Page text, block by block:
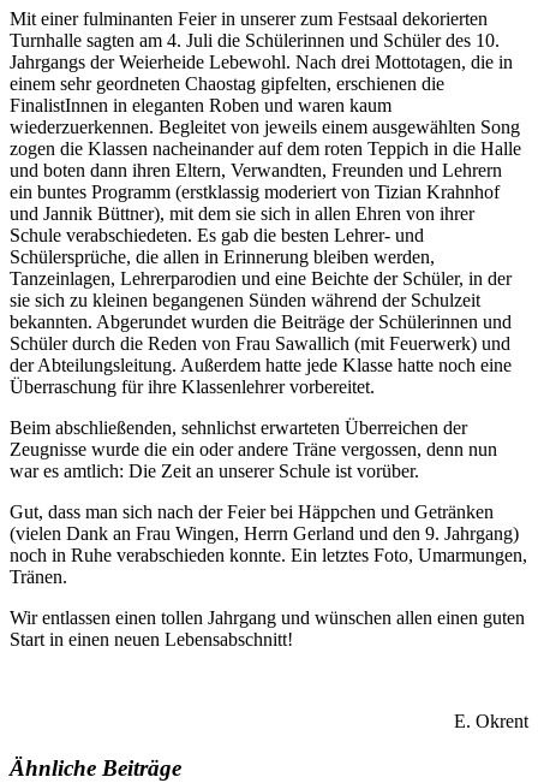
Mit einer fulminanten Feier in unserer zum Festsaal dekorierten
Turnhalle sagten am 4. Juli die Schülerinnen und Schüler des 10.
Jahrgangs der Weierheide Lebewohl. Nach drei Mottotagen, die in
einem sehr geordneten Chaostag gipfelten, erschienen die
FinalistInnen in eleganten Roben und waren kaum
wiederzuerkennen. Begleitet von jeweils einem ausgewählten Song
zogen die Klassen nacheinander auf dem roten Teppich in die Halle
und boten dann ihren Eltern, Verwandten, Freunden und Lehrern
ein buntes Programm (erstklassig moderiert von Tizian Krahnhof
und Jannik Büttner), mit dem sie sich in allen Ehren von ihrer
Schule verabschiedeten. Es gab die besten Lehrer- und
Schülersprüche, die allen in Erinnerung bleiben werden,
Tanzeinlagen, Lehrerparodien und eine Beichte der Schüler, in der
sie sich zu kleinen begangenen Sünden während der Schulzeit
bekannten. Abgerundet wurden die Beiträge der Schülerinnen und
Schüler durch die Reden von Frau Sawallich (mit Feuerwerk) und
der Abteilungsleitung. Außerdem hatte jede Klasse hatte noch eine
Überraschung für ihre Klassenlehrer vorbereitet.
Beim abschließenden, sehnlichst erwarteten Überreichen der
Zeugnisse wurde die ein oder andere Träne vergossen, denn nun
war es amtlich: Die Zeit an unserer Schule ist vorüber.
Gut, dass man sich nach der Feier bei Häppchen und Getränken
(vielen Dank an Frau Wingen, Herrn Gerland und den 9. Jahrgang)
noch in Ruhe verabschieden konnte. Ein letztes Foto, Umarmungen,
Tränen.
Wir entlassen einen tollen Jahrgang und wünschen allen einen guten
Start in einen neuen Lebensabschnitt!
E. Okrent
Ähnliche Beiträge